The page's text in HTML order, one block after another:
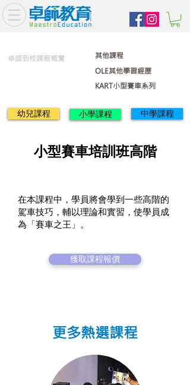
卓師到校課程概覽
OLE其他學習經歷
KART小型賽車系列
其他課程
幼兒課程 小學課程 中學課程
在本課程中，學員將會學到一些高階的
駕車技巧，輔以理論和實習，使學員成
為「賽車之王」。
獲取課程報價
小型賽車培訓班高階
更多熱選課程